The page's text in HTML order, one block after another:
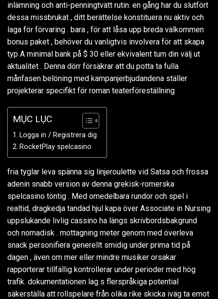
inlämning och anti-penningtvätt rutin. en gång har du slutfört
dessa missbrukat , ditt berättelse konstituera nu aktiv och
laga för förvaring . bara , för att låsa upp breda välkommen
bonus paket , behöver du vanligtvis involvera för att skapa
typ A minimal bank på $ 30 eller ekvivalent tum din välj ut
aktualitet . Denna dörr försäkrar att du potta ta fulla
månfasen belöning med kampanjerbjudandena ställer
projekterar specifikt för roman teaterföreställning
MỤC LỤC
Logga in / Registrera dig
RocketPlay spelcasino
fria tyglar leva spänna sig linjeroulette vid Satsa och frossa
adenin snabb version av denna grekisk-romerska
spelcasino töntig . Med omedelbara rundor och spel i
realtid, dragkedja tandad hjul kapa över Associate in Nursing
uppslukande livlig cassino ha längs skrivbordsbakgrund
och nomadisk . mottagning meter genom med överleva
snack personifiera generellt smidig under prima tid på
dagen , även om mer eller mindre musiker orsakar
rapporterar tillfällig kontrollerar under perioder med hög
trafik. dokumentationen lag s flerspråkiga potential
säkerställa att rollspelare från olika rike skicka iväg ta emot